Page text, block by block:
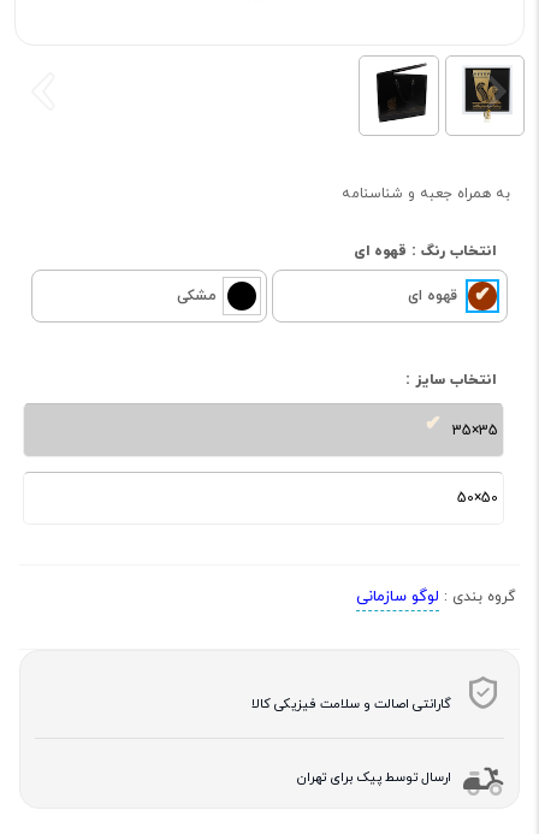
به همراه جعبه و شناسنامه
انتخاب رنگ : قهوه ای
قهوه ای مشکی
انتخاب سایز :
35×35
50×50
گروه بندی : لوگو سازمانی
گارانتی اصالت و سلامت فیزیکی کالا
ارسال توسط پیک برای تهران